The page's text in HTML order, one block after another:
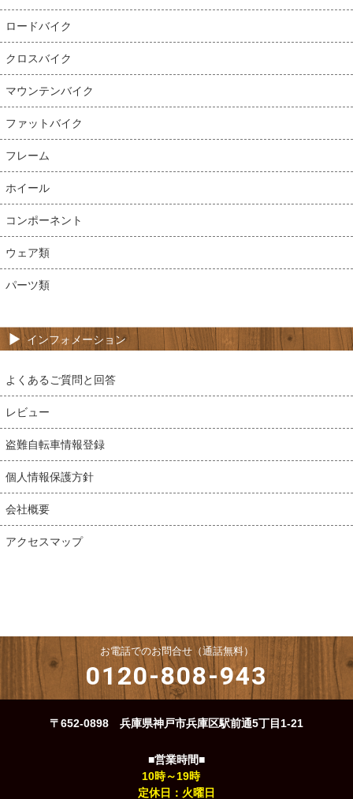
ロードバイク
クロスバイク
マウンテンバイク
ファットバイク
フレーム
ホイール
コンポーネント
ウェア類
パーツ類
インフォメーション
よくあるご質問と回答
レビュー
盗難自転車情報登録
個人情報保護方針
会社概要
アクセスマップ
お電話でのお問合せ（通話無料）
0120-808-943
〒652-0898 兵庫県神戸市兵庫区駅前通5丁目1-21
■営業時間■
10時～19時
定休日：火曜日